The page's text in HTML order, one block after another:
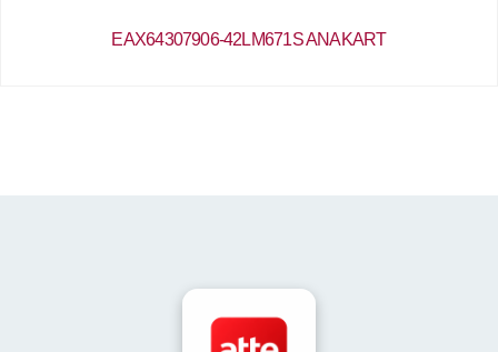
EAX64307906-42LM671S ANAKART